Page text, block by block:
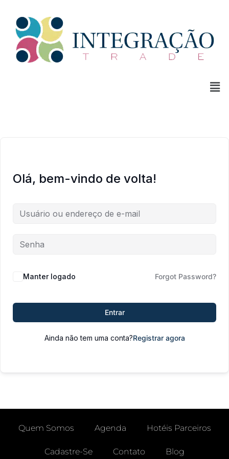
Olá, bem-vindo de volta!
Manter logado Forgot Password?
Entrar
Ainda não tem uma conta?Registrar agora
Quem Somos Agenda Hotéis Parceiros
Cadastre-Se Contato Blog